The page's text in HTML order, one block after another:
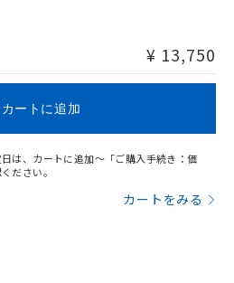
る可能性があります。
¥ 13,750
カートに追加
は、カートに追加～「ご購入手続き：価
ださい。
カートをみる